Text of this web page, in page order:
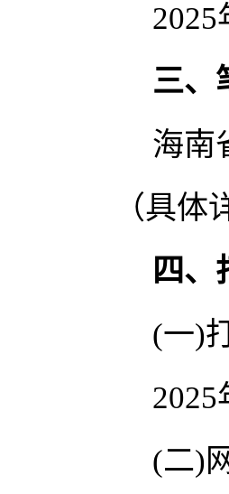
2025
三、
海南
（具
四、
(一)
2025
(二)